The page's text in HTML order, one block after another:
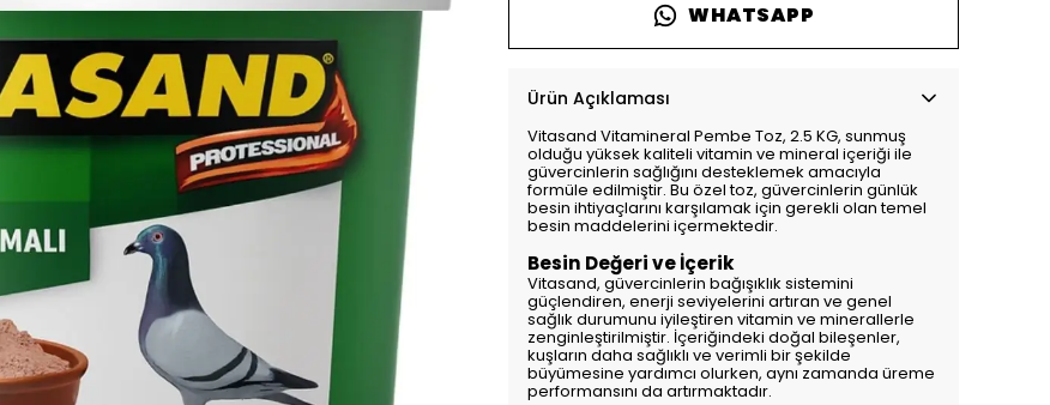
WHATSAPP
Ürün Açıklaması
Vitasand Vitamineral Pembe Toz, 2.5 KG, sunmuş
olduğu yüksek kaliteli vitamin ve mineral içeriği ile
güvercinlerin sağlığını desteklemek amacıyla
formüle edilmiştir. Bu özel toz, güvercinlerin günlük
besin ihtiyaçlarını karşılamak için gerekli olan temel
besin maddelerini içermektedir.
Besin Değeri ve İçerik
Vitasand, güvercinlerin bağışıklık sistemini
güçlendiren, enerji seviyelerini artıran ve genel
sağlık durumunu iyileştiren vitamin ve minerallerle
zenginleştirilmiştir. İçeriğindeki doğal bileşenler,
kuşların daha sağlıklı ve verimli bir şekilde
büyümesine yardımcı olurken, aynı zamanda üreme
performansını da artırmaktadır.